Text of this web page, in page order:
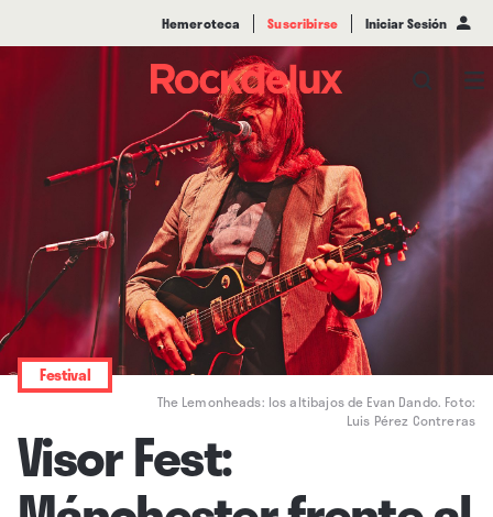
Hemeroteca Suscribirse Iniciar Sesión
The Lemonheads: los altibajos de Evan Dando. Foto:
Luis Pérez Contreras
Festival
Visor Fest: